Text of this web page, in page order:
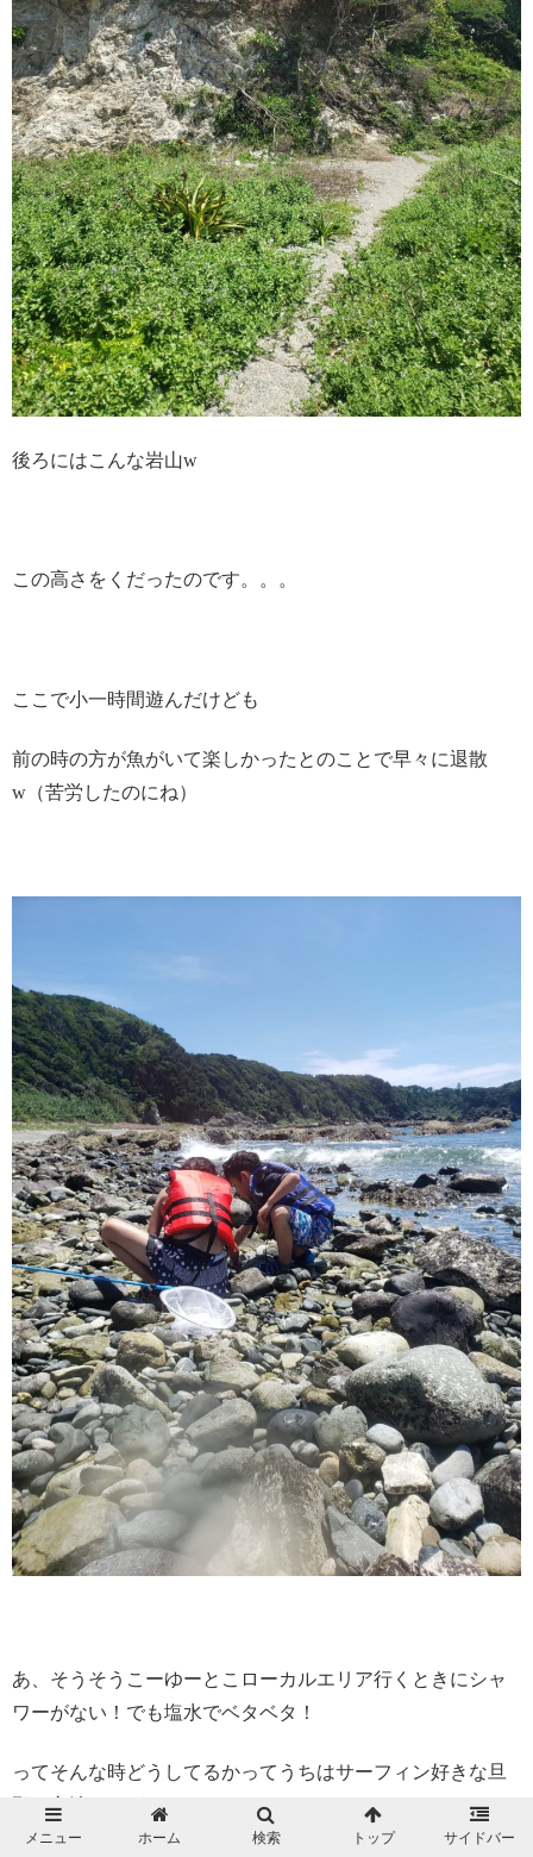
後ろにはこんな岩山w
この高さをくだったのです。。。
ここで小一時間遊んだけども
前の時の方が魚がいて楽しかったとのことで早々に退散
w（苦労したのにね）
あ、そうそうこーゆーとこローカルエリア行くときにシャ
ワーがない！でも塩水でベタベタ！
ってそんな時どうしてるかってうちはサーフィン好きな旦
那の方法ですがw
メニュー ホーム 検索 トップ サイドバー